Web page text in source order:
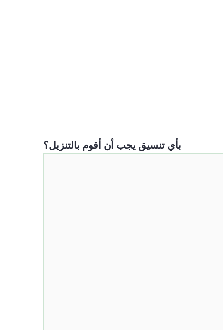
بأي تنسيق يجب أن أقوم بالتنزيل؟